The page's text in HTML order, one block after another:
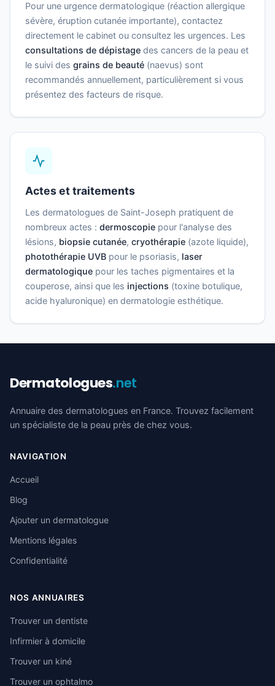
Pour une urgence dermatologique (réaction allergique
sévère, éruption cutanée importante), contactez
directement le cabinet ou consultez les urgences. Les
consultations de dépistage des cancers de la peau et
le suivi des grains de beauté (naevus) sont
recommandés annuellement, particulièrement si vous
présentez des facteurs de risque.
Actes et traitements
Les dermatologues de Saint-Joseph pratiquent de
nombreux actes : dermoscopie pour l'analyse des
lésions, biopsie cutanée, cryothérapie (azote liquide),
photothérapie UVB pour le psoriasis, laser
dermatologique pour les taches pigmentaires et la
couperose, ainsi que les injections (toxine botulique,
acide hyaluronique) en dermatologie esthétique.
Dermatologues.net
Annuaire des dermatologues en France. Trouvez facilement
un spécialiste de la peau près de chez vous.
NAVIGATION
Accueil
Blog
Ajouter un dermatologue
Mentions légales
Confidentialité
NOS ANNUAIRES
Trouver un dentiste
Infirmier à domicile
Trouver un kiné
Trouver un ophtalmo